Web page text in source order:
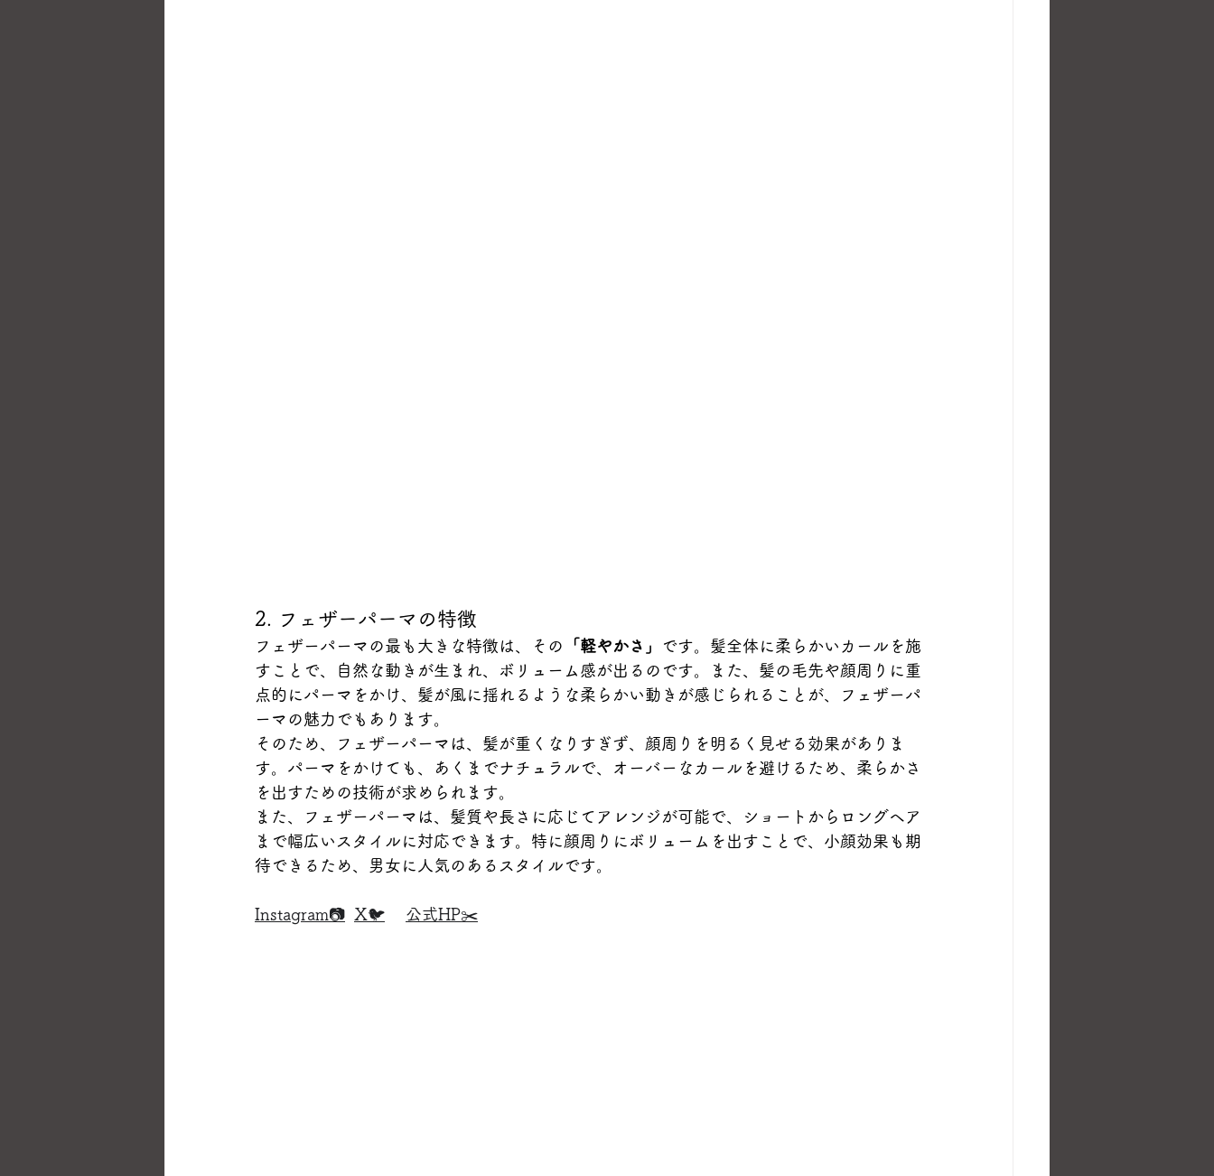
2. フェザーパーマの特徴
フェザーパーマの最も大きな特徴は、その 「軽やかさ」
です。髪全体に柔らかいカールを施
すことで、自然な動きが生まれ、ボリューム感が出るのです。また、髪の毛先や顔周りに重
点的にパーマをかけ、髪が風に揺れるような柔らかい動きが感じられることが、フェザーパ
ーマの魅力でもあります。
そのため、フェザーパーマは、髪が重くなりすぎず、顔周りを明るく見せる効果がありま
す。パーマをかけても、あくまでナチュラルで、オーバーなカールを避けるため、柔らかさ
を出すための技術が求められます。
また、フェザーパーマは、髪質や長さに応じてアレンジが可能で、ショートからロングヘア
まで幅広いスタイルに対応できます。特に顔周りにボリュームを出すことで、小顔効果も期
待できるため、男女に人気のあるスタイルです。
Instagram📷 X🐦 公式HP✂️